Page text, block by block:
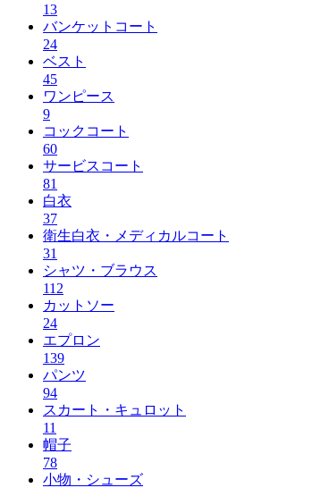
13
バンケットコート
24
ベスト
45
ワンピース
9
コックコート
60
サービスコート
81
白衣
37
衛生白衣・メディカルコート
31
シャツ・ブラウス
112
カットソー
24
エプロン
139
パンツ
94
スカート・キュロット
11
帽子
78
小物・シューズ